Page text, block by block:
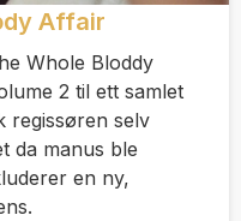
Affair
Whole Bloddy
2 til ett samlet
regissøren selv
da manus ble
en ny,